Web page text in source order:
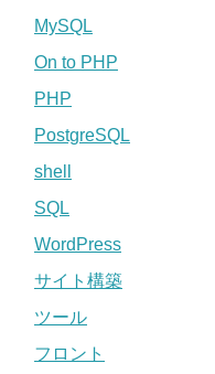
MySQL
On to PHP
PHP
PostgreSQL
shell
SQL
WordPress
サイト構築
ツール
フロント